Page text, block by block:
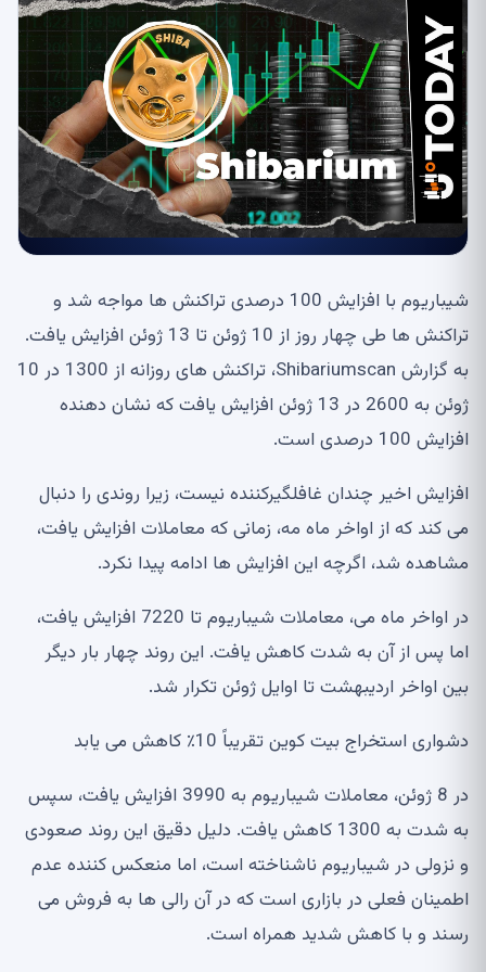
شیباریوم با افزایش 100 درصدی تراکنش ها مواجه شد و
تراکنش ها طی چهار روز از 10 ژوئن تا 13 ژوئن افزایش یافت.
به گزارش Shibariumscan، تراکنش های روزانه از 1300 در 10
ژوئن به 2600 در 13 ژوئن افزایش یافت که نشان دهنده
افزایش 100 درصدی است.
افزایش اخیر چندان غافلگیرکننده نیست، زیرا روندی را دنبال
می کند که از اواخر ماه مه، زمانی که معاملات افزایش یافت،
مشاهده شد، اگرچه این افزایش ها ادامه پیدا نکرد.
در اواخر ماه می، معاملات شیباریوم تا 7220 افزایش یافت،
اما پس از آن به شدت کاهش یافت. این روند چهار بار دیگر
بین اواخر اردیبهشت تا اوایل ژوئن تکرار شد.
دشواری استخراج بیت کوین تقریباً 10٪ کاهش می یابد
در 8 ژوئن، معاملات شیباریوم به 3990 افزایش یافت، سپس
به شدت به 1300 کاهش یافت. دلیل دقیق این روند صعودی
و نزولی در شیباریوم ناشناخته است، اما منعکس کننده عدم
اطمینان فعلی در بازاری است که در آن رالی ها به فروش می
رسند و با کاهش شدید همراه است.